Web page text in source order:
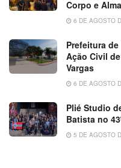
Corpo e Alma
6 DE AGOSTO
Prefeitura
Ação Civil
Vargas
6 DE AGOSTO
Plié Studio
Batista no
5 DE AGOSTO